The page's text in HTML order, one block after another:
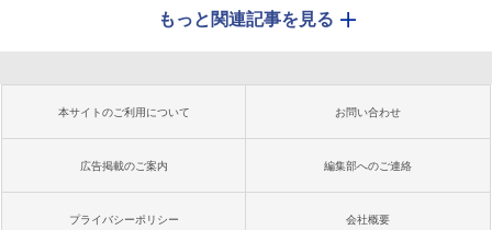
もっと関連記事を見る
本サイトのご利用について お問い合わせ
広告掲載のご案内 編集部へのご連絡
プライバシーポリシー 会社概要